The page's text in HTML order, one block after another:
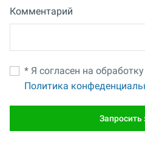
Комментарий
* Я согласен на
Политика
Запросить